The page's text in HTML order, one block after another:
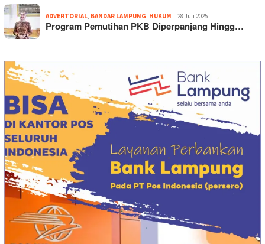
ADVERTORIAL BANDAR LAMPUNG HUKUM 28 Juli 2025
Program Pemutihan PKB Diperpanjang Hingg…